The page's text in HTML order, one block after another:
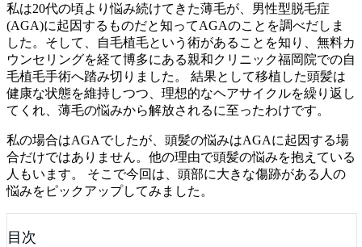
私は20代の頃より悩み続けてきた薄毛が、男性型脱毛症
(AGA)に起因するものだと知ってAGAのことを調べだしま
した。そして、自毛植毛という術があることを知り、無料カ
ウンセリングを経て博多にある親和クリニック福岡院での自
毛植毛手術へ踏み切りました。 結果として移植した頭髪は
健康な状態を維持しつつ、理想的なヘアサイクルを繰り返し
てくれ、薄毛の悩みから解放されるに至ったわけです。
私の場合はAGAでしたが、頭髪の悩みはAGAに起因する場
合だけではありません。他の理由で頭髪の悩みを抱えている
人もいます。 そこで今回は、頭部に大きな傷跡がある人の
悩みをピックアップしてみました。
目次